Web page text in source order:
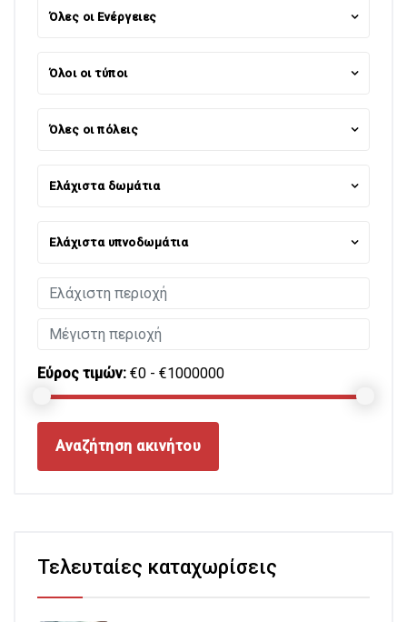
Όλες οι Ενέργειες
Όλοι οι τύποι
Όλες οι πόλεις
Ελάχιστα δωμάτια
Ελάχιστα υπνοδωμάτια
Εύρος τιμών: €0 - €1000000
Αναζήτηση ακινήτου
Τελευταίες καταχωρίσεις